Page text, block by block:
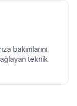
bakımlarını
teknik